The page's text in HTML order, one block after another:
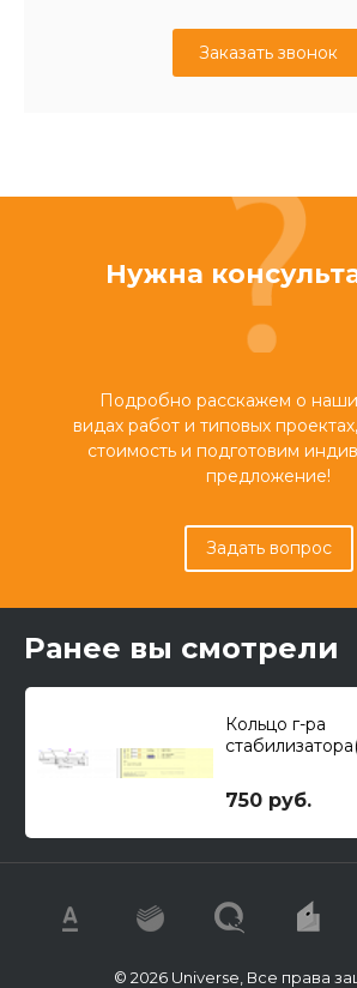
Заказать звонок
Нужна
Подробно расскажем о
видах работ и типовых
стоимость и подготовим
предложение!
Задать вопрос
Ранее вы смотрели
Кольцо г-ра
750 руб.
© 2026 Universe, Все права